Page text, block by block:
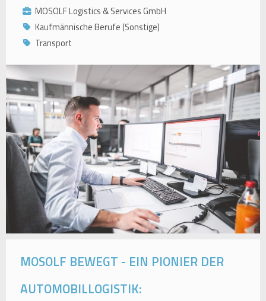
MOSOLF Logistics & Services GmbH
Kaufmännische Berufe (Sonstige)
Transport
MOSOLF BEWEGT - EIN PIONIER DER
AUTOMOBILLOGISTIK: